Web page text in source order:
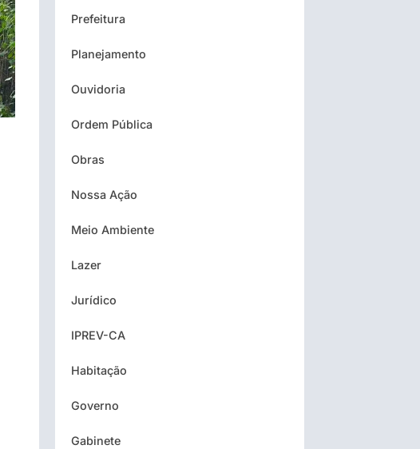
Prefeitura
Planejamento
Ouvidoria
Ordem Pública
Obras
Nossa Ação
Meio Ambiente
Lazer
Jurídico
IPREV-CA
Habitação
Governo
Gabinete